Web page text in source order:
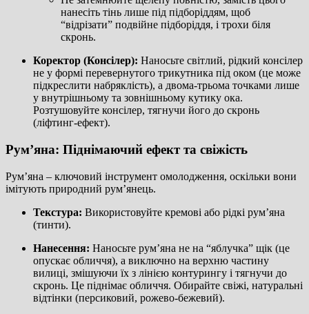
нанесіть тінь лише під підборіддям, щоб
“відрізати” подвійне підборіддя, і трохи біля
скронь.
Коректор (Консілер): Наносьте світлий, рідкий консілер
не у формі перевернутого трикутника під оком (це може
підкреслити набряклість), а двома-трьома точками лише
у внутрішньому та зовнішньому кутику ока.
Розтушовуйте консілер, тягнучи його до скронь
(ліфтинг-ефект).
Рум’яна: Піднімаючий ефект та свіжість
Рум’яна – ключовий інструмент омолодження, оскільки вони
імітують природний рум’янець.
Текстура: Використовуйте кремові або рідкі рум’яна
(тинти).
Нанесення: Наносьте рум’яна не на “яблучка” щік (це
опускає обличчя), а виключно на верхню частину
вилиці, змішуючи їх з лінією контурингу і тягнучи до
скронь. Це піднімає обличчя. Обирайте свіжі, натуральні
відтінки (персиковий, рожево-бежевий).